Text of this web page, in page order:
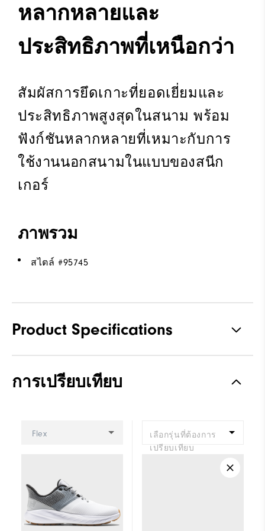
หลากหลายและ
ประสิทธิภาพที่เหนือกว่า
สัมผัสการยึดเกาะที่ยอดเยี่ยมและ
ประสิทธิภาพสูงสุดในสนาม พร้อม
ฟังก์ชันหลากหลายที่เหมาะกับการ
ใช้งานนอกสนามในแบบของสนีก
เกอร์
ภาพรวม
สไตล์ #95745
Product Specifications
การเปรียบเทียบ
Flex
เลือกรุ่นที่ต้องการ
เปรียบเทียบ